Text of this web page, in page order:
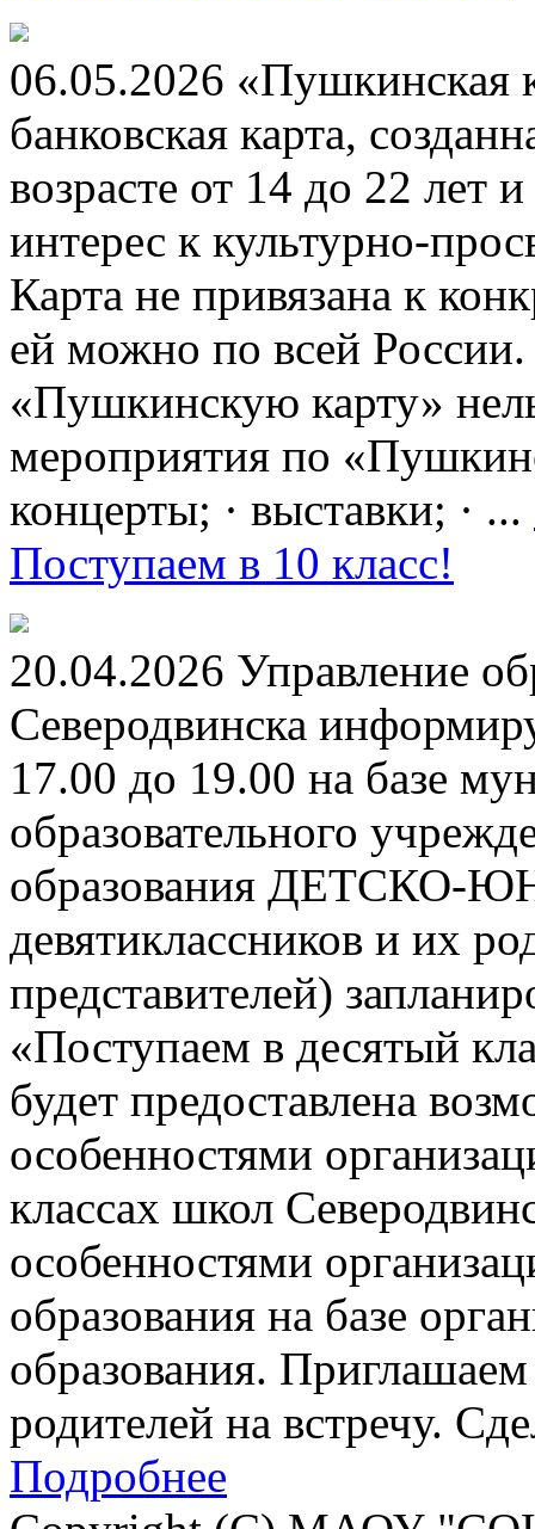
06.05.2026 «Пушкинская
банковская карта,
возрасте от 14 до 22 лет
интерес к культурно-
Карта не привязана к
ей можно по всей
«Пушкинскую карту»
мероприятия по
концерты; · выставки; · ...
Поступаем в 10 класс!
20.04.2026 Управление
Северодвинска
17.00 до 19.00 на базе
образовательного
образования
девятиклассников и их
представителей)
«Поступаем в десятый
будет предоставлена
особенностями
классах школ
особенностями
образования на базе
образования.
родителей на встречу.
Подробнее